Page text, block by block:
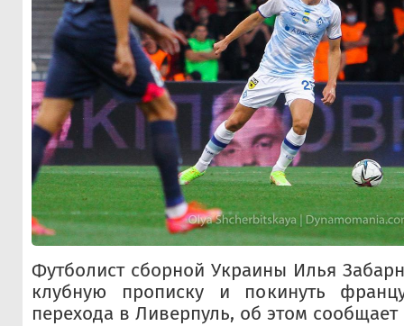
Футболист сборной Украины Илья
клубную прописку и покинуть
перехода в Ливерпуль, об этом сообщает